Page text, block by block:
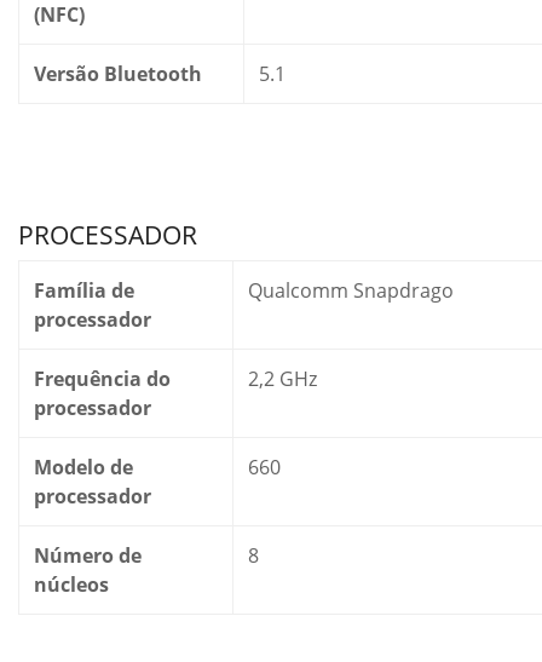
(NFC)
Versão Bluetooth 5.1
PROCESSADOR
Família de
processador
Qualcomm Snapdrago
Frequência do
processador
2,2 GHz
Modelo de
processador
660
Número de
núcleos
8